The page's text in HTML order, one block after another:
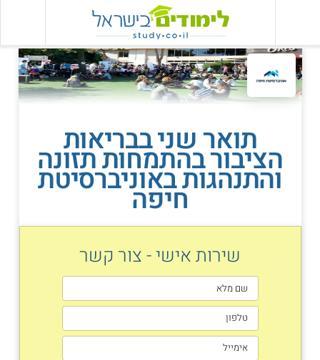
תואר שני בבריאות
הציבור בהתמחות תזונה
והתנהגות באוניברסיטת
חיפה
שירות אישי - צור קשר